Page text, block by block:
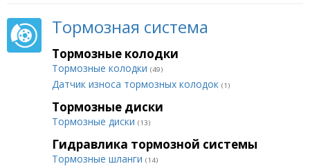
Тормозная система
Тормозные колодки
Тормозные колодки (49)
Датчик износа тормозных колодок (1)
Тормозные диски
Тормозные диски (13)
Гидравлика тормозной системы
Тормозные шланги (14)